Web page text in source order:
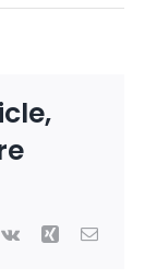
Vk Xing Email